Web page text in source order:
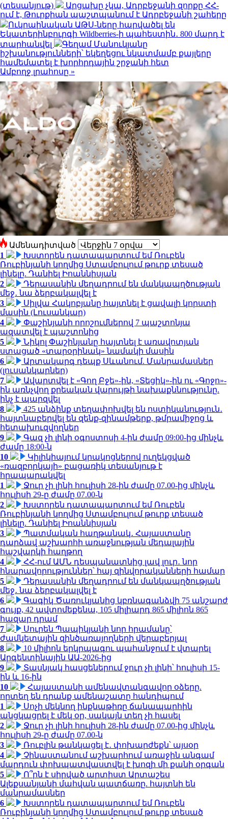
(տեսանյութ)
Արցախը չկա, Ադրբեջանի զորքը ՀՀ-
ում է, Թուրքիան պաշտպանում է Ադրբեջանի շահերը
Ուկրաինական ԱԹՍ-ները հարվածել են
Եկատերինբուրգի Wildberries-ի պահեստին․ 800 մարդ է
տարհանվել
Գեղամ Մանուկյանը
իշխանությունների՝ եկեղեցու նկատմամբ քայլերը
համեմատել է խորհրդային շրջանի հետ
Ամբողջ լրահոսը »
Ամենադիտված
1
Խստորեն դատապարտում եմ Ռուբեն
Ռուբինյանի կողմից Ստամբուլում թուրք տեսած
լինելը. Դանիել Իոաննիսյան
2
Դերասանին մեղադրում են մանկապղծության
մեջ․ նա ձերբակալվել է
3
Սիլվա Հակոբյանը հայտնել է ցավալի կորստի
մասին (Լուսանկար)
4
Փաշինյանի որոշումներով 7 պաշտոնյա
ազատվել է պաշտոնից
5
Նիկոլ Փաշինյանը հայտնել է առավոտյան
ստացած «տարօրինակ» նամակի մասին
6
Արտակարգ դեպք Սևանում. Մանրամասներ
(լուսանկարներ)
7
Ավարտվել է «Գող Բջե»-ին, «Տեցիկ»-ին ու «Գոջո»-
ին առնչվող քրեական վարույթի նախաքննությունը.
ինչ է պարզվել
8
425 անձինք տեղափոխվել են ոստիկանություն․
հայտնաբերվել են զենք-զինամթերք, թմրամիջոց և
հետախուզվողներ
9
Գազ չի լինի օգոստոսի 4-ին ժամը 09:00-ից մինչև
ժամը 18:00-ն
10
Կիլիկիայում կրակոցներով ուղեկցված
«ռազբորկայի» բացառիկ տեսանյութ է
հրապարակվել
1
Ջուր չի լինի հուլիսի 28-ին ժամը 07.00-ից մինչև
հուլիսի 29-ը ժամը 07.00-ն
2
Խստորեն դատապարտում եմ Ռուբեն
Ռուբինյանի կողմից Ստամբուլում թուրք տեսած
լինելը. Դանիել Իոաննիսյան
3
Պատմական հաղթանակ․ Հայաստանը
դարձավ աշխարհի առաջնության մեդալային
հաշվարկի հաղթող
4
ՀՀ-ում ԱՄՆ դեսպանատնից լավ լուր․ նոր
հնարավորություններ՝ հայ զինվորականների համար
5
Դերասանին մեղադրում են մանկապղծության
մեջ․ նա ձերբակալվել է
6
Գագիկ Ծառուկյանից կբռնագանձվի 75 անշարժ
գույք, 42 ավտոմեքենա, 105 միլիարդ 865 միլիոն 865
հազար դրամ
7
Սուրեն Պապիկյանի նոր հրամանը՝
ժամկետային զինծառայողների վերաբերյալ
8
10 միլիոն երկրպագու պահանջում է վտարել
Արգենտինային ԱԱ-2026-ից
9
Տասնյակ հասցեներում ջուր չի լինի՝ հուլիսի 15-
ին և 16-ին
10
Հայաստանի ամենավտանգավոր օձերը.
որտեղ են դրանք ամենաշատը հանդիպում
1
Սոչի մեկնող ինքնաթիռը ճանապարհին
անցկացրել է մեկ օր, սակայն տեղ չի հասել
2
Ջուր չի լինի հուլիսի 28-ին ժամը 07.00-ից մինչև
հուլիսի 29-ը ժամը 07.00-ն
3
Ռուբլին թանկացել է․ փոխարժեքն՝ այսօր
4
Չինաստանում աշխարհում առաջին անգամ
մարդուն փոխպատվաստվել է խոզի մի քանի օրգան
5
Ո՞րն է սիրված արտիստ Արտաշես
Ալեքսանյանի մահվան պատճառը. հայտնի են
մանրամասներ
6
Խստորեն դատապարտում եմ Ռուբեն
Ռուբինյանի կողմից Ստամբուլում թուրք տեսած